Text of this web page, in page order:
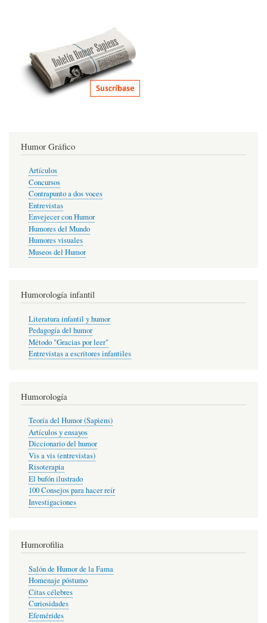
Humor Gráfico
Artículos
Concursos
Contrapunto a dos voces
Entrevistas
Envejecer con Humor
Humores del Mundo
Humores visuales
Museos del Humor
Humorología infantil
Literatura infantil y humor
Pedagogía del humor
Método "Gracias por leer"
Entrevistas a escritores infantiles
Humorología
Teoría del Humor (Sapiens)
Artículos y ensayos
Diccionario del humor
Vis a vis (entrevistas)
Risoterapia
El bufón ilustrado
100 Consejos para hacer reír
Investigaciones
Humorofilia
Salón de Humor de la Fama
Homenaje póstumo
Citas célebres
Curiosidades
Efemérides